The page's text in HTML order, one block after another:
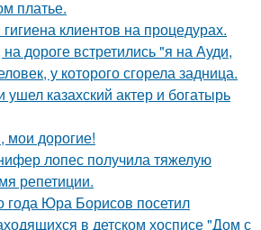
платье.
клиентов на процедурах.
дороге встретились "я на Ауди,
у которого сгорела задница.
ушел казахский актер и богатырь
дорогие!
лопес получила тяжелую
репетиции.
года Юра Борисов посетил
в детском хосписе "Дом с